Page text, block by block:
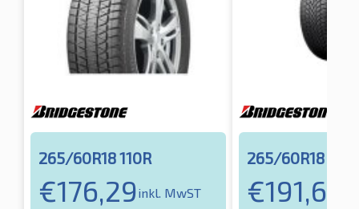
265/60R18 110R
€176,29inkl. MwST
265/60R18 114V
€191,66